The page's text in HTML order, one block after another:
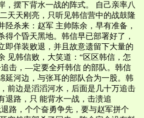
，摆下背水一战的阵式。 自己亲率八
天天刚亮，只听见韩信营中的战鼓隆
陉杀来：赵军 主帅陈余，早有准备，
得个昏天黑地。韩信早已部署好了，
即佯装败退，并且故意遗留下大量的
见韩信败，大笑道：“区区韩信，怎
追击，—定要全歼韩信 的部队。韩信
延河边，与张耳的部队合为一股。韩
前边是滔滔河水，后面是几十万追击
退路，只 能背水一战，击溃追
路，个个奋勇争先，要与赵军拼个